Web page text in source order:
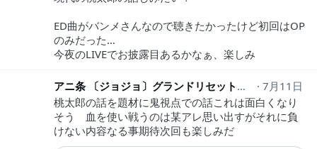
ED曲がバンメさんなので聴きたかったけど初回はOP
のみだった…
今夜のLIVEでお披露目あるかなぁ、楽しみ
アニ条 〔ジョジョ〕グランドリセットにより裏解決屋休業中
7月11日
桃太郎の話を題材に鬼視点での話これは面白くなり
そう 血を使い戦うのは某アレ思い出すがそれに負
けない内容なる事期待次回も楽しみだ